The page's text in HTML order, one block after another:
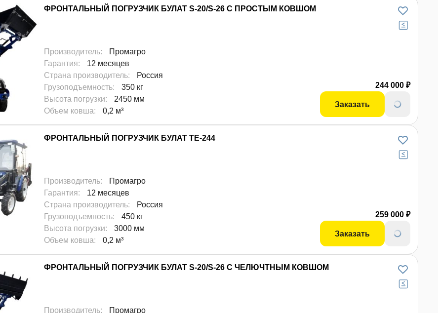
ФРОНТАЛЬНЫЙ ПОГРУЗЧИК БУЛАТ S-20/S-26 С ПРОСТЫМ КОВШОМ
Производитель:
Промагро
Гарантия:
12 месяцев
Страна производитель:
Россия
Грузоподъемность:
350 кг
Высота погрузки:
2450 мм
Объем ковша: 0,2 м³
244 000 ₽
Заказать
ФРОНТАЛЬНЫЙ ПОГРУЗЧИК БУЛАТ ТЕ-244
Производитель:
Промагро
Гарантия:
12 месяцев
Страна производитель:
Россия
Грузоподъемность:
450 кг
Высота погрузки:
3000 мм
Объем ковша: 0,2 м³
259 000 ₽
Заказать
ФРОНТАЛЬНЫЙ ПОГРУЗЧИК БУЛАТ S-20/S-26 С ЧЕЛЮЧТНЫМ КОВШОМ
Производитель:
Промагро